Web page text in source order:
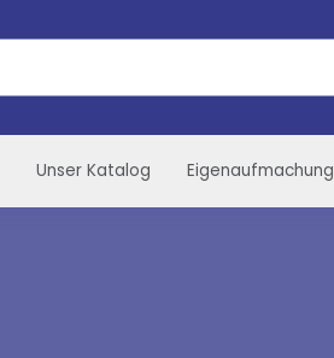
Unser Katalog Eigenaufmachung